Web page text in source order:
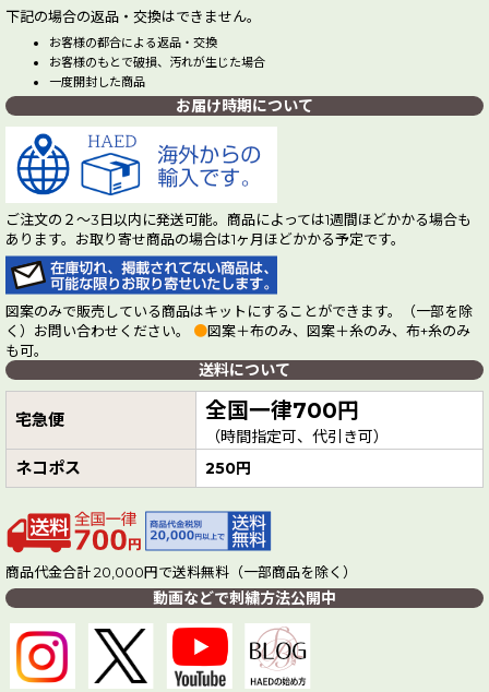
下記の場合の返品・交換はできません。
お客様の都合による返品・交換
お客様のもとで破損、汚れが生じた場合
一度開封した商品
お届け時期について
ご注文の２～3日以内に発送可能。商品によっては1週間ほどかかる場合も
あります。お取り寄せ商品の場合は1ヶ月ほどかかる予定です。
図案のみで販売している商品はキットにすることができます。（一部を除
く）お問い合わせください。 ●図案＋布のみ、図案＋糸のみ、布+糸のみ
も可。
送料について
宅急便 全国一律700円
（時間指定可、代引き可）
ネコポス 250円
商品代金合計 20,000円で送料無料（一部商品を除く）
動画などで刺繍方法公開中